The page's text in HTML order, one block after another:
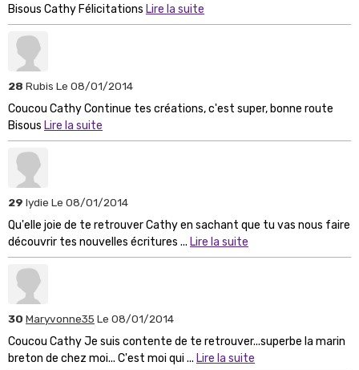
Bisous Cathy Félicitations Lire la suite
28 Rubis Le 08/01/2014
Coucou Cathy Continue tes créations, c'est super, bonne route
Bisous Lire la suite
29 lydie Le 08/01/2014
Qu'elle joie de te retrouver Cathy en sachant que tu vas nous faire
découvrir tes nouvelles écritures ... Lire la suite
30 Maryvonne35 Le 08/01/2014
Coucou Cathy Je suis contente de te retrouver...superbe la marin
breton de chez moi... C'est moi qui ... Lire la suite